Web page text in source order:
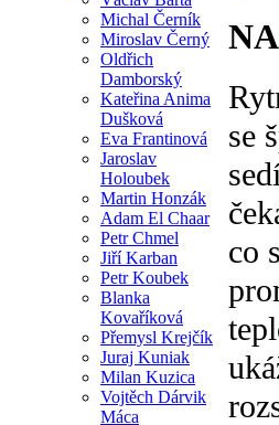
Michal Černík
Miroslav Černý
Oldřich
Damborský
Kateřina Anima
Dušková
Eva Frantinová
Jaroslav
Holoubek
Martin Honzák
Adam El Chaar
Petr Chmel
Jiří Karban
Petr Koubek
Blanka
Kovaříková
Přemysl Krejčík
Juraj Kuniak
Milan Kuzica
Vojtěch Dárvik
Máca
se
co